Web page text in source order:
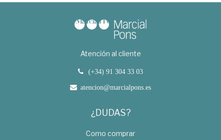
Atención al cliente
(+34) 91 304 33 03
atencion@marcialpons.es
¿DUDAS?
Como comprar